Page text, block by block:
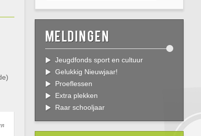
Meldingen
Jeugdfonds sport en cultuur
Gelukkig Nieuwjaar!
Proeflessen
Extra plekken
Raar schooljaar